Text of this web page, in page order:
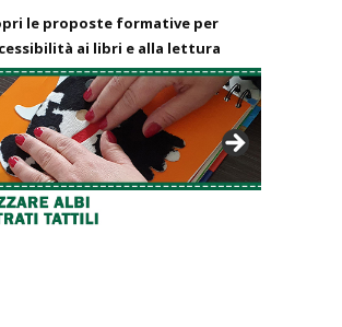
le proposte formative per
ai libri e alla lettura